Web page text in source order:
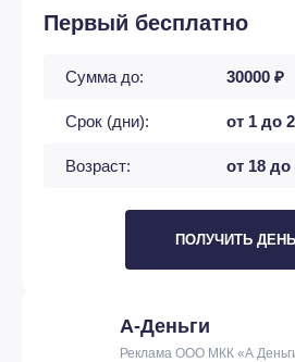
Первый бесплатно
Сумма до: 30000 ₽
Срок (дни): от 1 до
Возраст: от 18 до
ПОЛУЧИТЬ
А-Деньги
Реклама ООО МКК «А